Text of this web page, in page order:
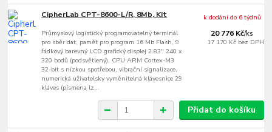
CipherLab CPT-8600-L/R, 8Mb, Kit
Průmyslový logistický programovatelný terminál
pro sběr dat, paměť pro program 16 Mb Flash, 9
řádkový barevný LCD grafický displej 2.83" 240 x
320 bodů (podsvětlený), CPU ARM Cortex-M3
32-bit s nízkou spotřebou, vibrační signalizace,
numerická uživatelsky vyměnitelná klávesnice 29
kláves (písmena lz...
20 776 Kč/ks
17 170 Kč bez DPH
k dodání do 6 týdnů
Přidat do košíku